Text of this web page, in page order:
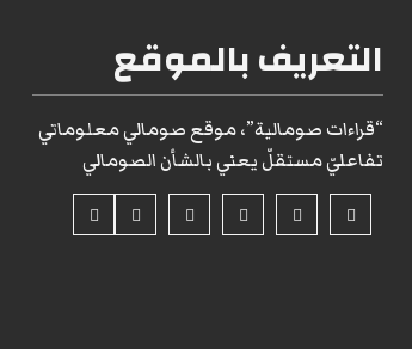
التعريف بالموقع
“قراءات صومالية”، موقع صومالي معلوماتي
تفاعليّ مستقلّ يعني بالشأن الصومالي